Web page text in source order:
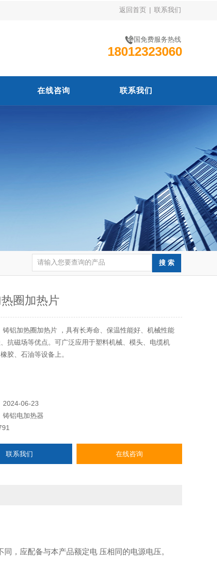
返回首页 | 联系我们
全国免费服务热线
18012323060
在线咨询 联系我们
圈加热片
铸铝加热圈加热片 ，具有长寿命、保温性能好、机械性能
抗磁场等优点。可广泛应用于塑料机械、模头、电缆机
胶、石油等设备上。
2024-06-23
铸铝电加热器
联系我们 在线咨询
，应配备与本产品额定电 压相同的电源电压。